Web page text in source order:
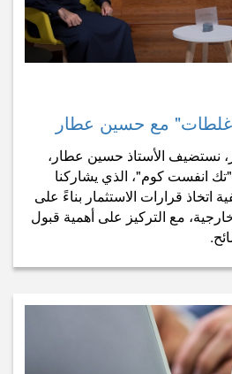
" غلطات" مع حسين عطار
نستضيف الأستاذ حسين عطار،
انفست كوم"، الذي يشاركنا
اتخاذ قرارات الاستثمار بناءً على
مع التركيز على أهمية قبول